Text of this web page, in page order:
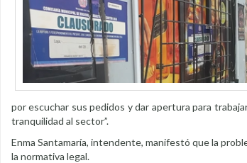
por escuchar sus pedidos y dar apertura para
tranquilidad al sector”.
Enma Santamaría, intendente, manifestó que la
la normativa legal.